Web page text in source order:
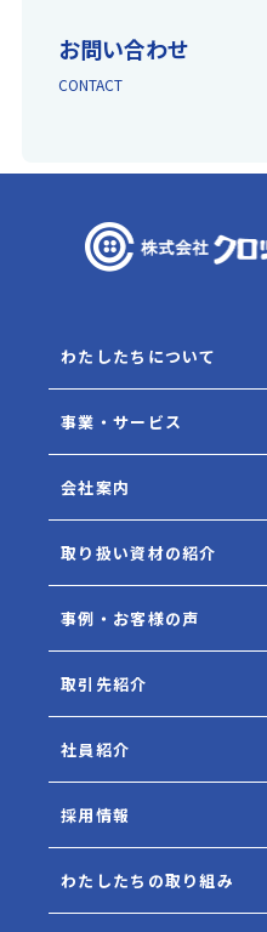
お問い合わせ
CONTACT
わたしたちについて
事業・サービス
会社案内
取り扱い資材の紹介
事例・お客様の声
取引先紹介
社員紹介
採用情報
わたしたちの取り組み